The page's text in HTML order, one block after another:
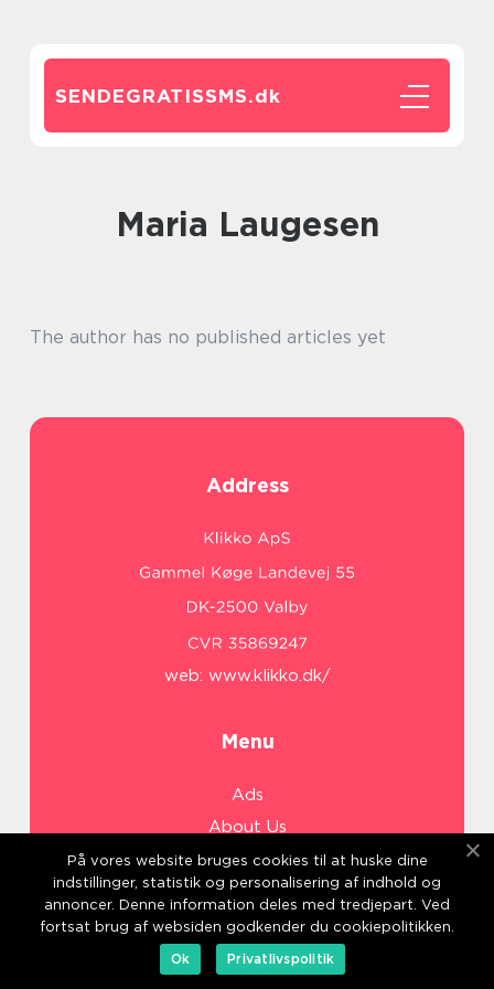
SENDEGRATISSMS.dk
Maria Laugesen
The author has no published articles yet
Address
web: www.klikko.dk/
Menu
Ads
About Us
Cookies
Contact
Sitemap
På vores website bruges cookies til at huske dine
indstillinger, statistik og personalisering af indhold og
annoncer. Denne information deles med tredjepart. Ved
fortsat brug af websiden godkender du cookiepolitikken.
Ok
Privatlivspolitik